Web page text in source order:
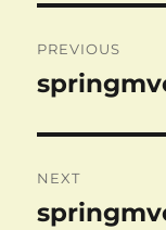
PREVIOUS
Previous
NEXT
Next